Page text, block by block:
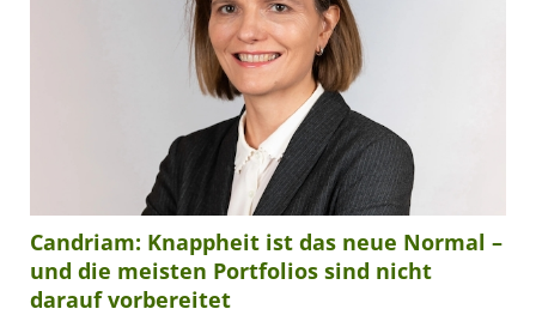
Candriam: Knappheit ist das neue Normal –
und die meisten Portfolios sind nicht
darauf vorbereitet